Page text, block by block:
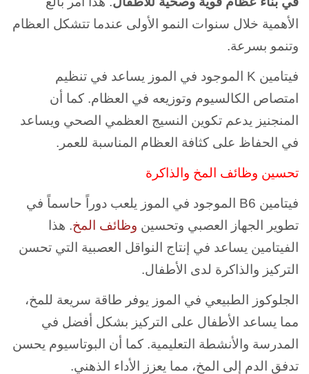
الأهمية خلال سنوات النمو الأولى عندما تتشكل العظام
وتنمو بسرعة.
فيتامين K الموجود في الموز يساعد في تنظيم
امتصاص الكالسيوم وتوزيعه في العظام. كما أن
المنجنيز يدعم تكوين النسيج العظمي الصحي ويساعد
في الحفاظ على كثافة العظام المناسبة للعمر.
تحسين وظائف المخ والذاكرة
فيتامين B6 الموجود في الموز يلعب دوراً حاسماً في
تطوير الجهاز العصبي وتحسين وظائف المخ. هذا
الفيتامين يساعد في إنتاج النواقل العصبية التي تحسن
التركيز والذاكرة لدى الأطفال.
الجلوكوز الطبيعي في الموز يوفر طاقة سريعة للمخ،
مما يساعد الأطفال على التركيز بشكل أفضل في
المدرسة والأنشطة التعليمية. كما أن البوتاسيوم يحسن
تدفق الدم إلى المخ، مما يعزز الأداء الذهني.